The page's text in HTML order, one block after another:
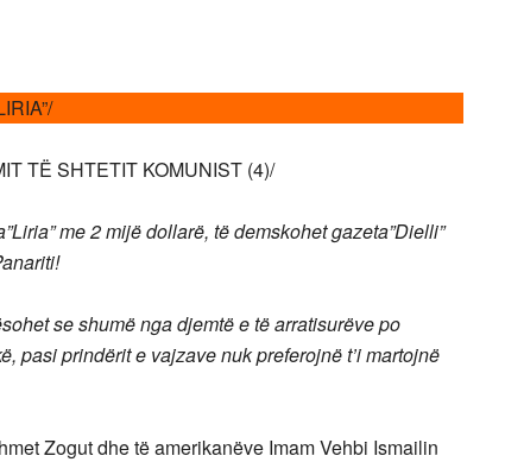
TË SHTETIT KOMUNIST (4)/
me 2 mijë dollarë, të demskohet gazeta”Dielli”
se shumë nga djemtë e të arratisurëve po
pasi prindërit e vajzave nuk preferojnë t’i martojnë
Zogut dhe të amerikanëve Imam Vehbi Ismailin